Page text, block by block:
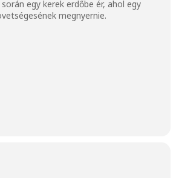
egy kerek erdőbe ér, ahol egy
megnyernie.